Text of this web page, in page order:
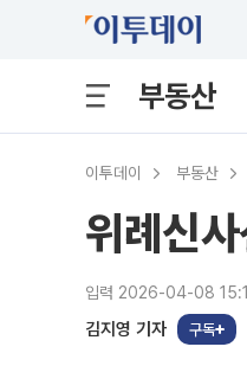
부동산
이투데이 부동산
위례신
입력 2026-04-08
김지영 기자 구독